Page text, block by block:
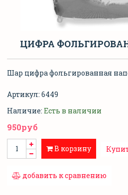
ЦИФРА
Шар цифра фольгированная
Артикул: 6449
Наличие: Есть в наличии
950руб
В корзину
добавить к сравнению